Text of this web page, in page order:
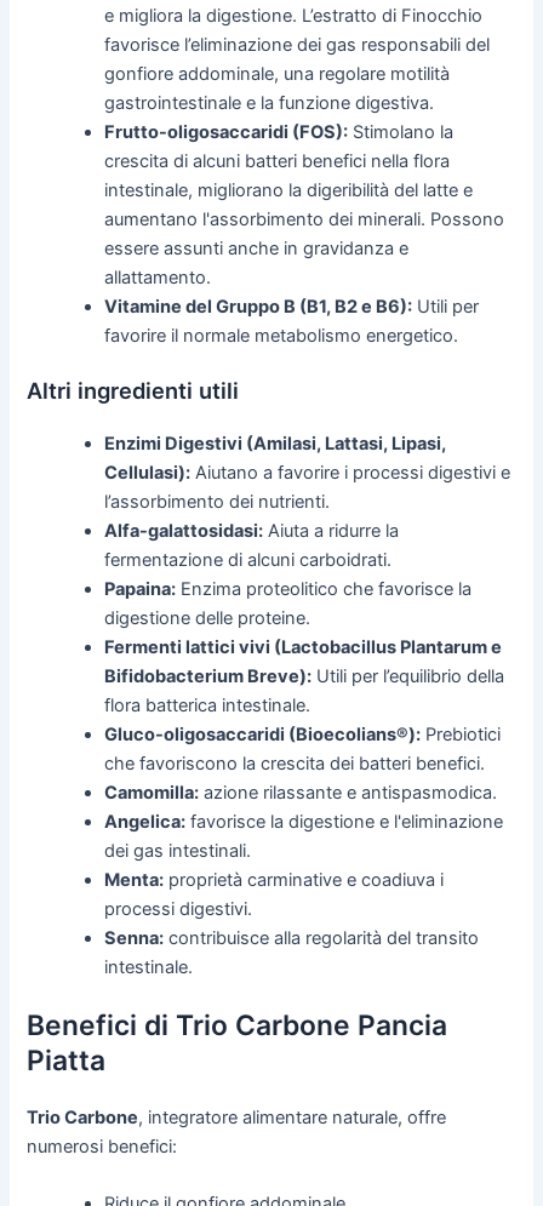
e migliora la digestione. L’estratto di Finocchio
favorisce l’eliminazione dei gas responsabili del
gonfiore addominale, una regolare motilità
gastrointestinale e la funzione digestiva.
Frutto-oligosaccaridi (FOS): Stimolano la
crescita di alcuni batteri benefici nella flora
intestinale, migliorano la digeribilità del latte e
aumentano l'assorbimento dei minerali. Possono
essere assunti anche in gravidanza e
allattamento.
Vitamine del Gruppo B (B1, B2 e B6): Utili per
favorire il normale metabolismo energetico.
Altri ingredienti utili
Enzimi Digestivi (Amilasi, Lattasi, Lipasi,
Cellulasi): Aiutano a favorire i processi digestivi e
l’assorbimento dei nutrienti.
Alfa-galattosidasi: Aiuta a ridurre la
fermentazione di alcuni carboidrati.
Papaina: Enzima proteolitico che favorisce la
digestione delle proteine.
Fermenti lattici vivi (Lactobacillus Plantarum e
Bifidobacterium Breve): Utili per l’equilibrio della
flora batterica intestinale.
Gluco-oligosaccaridi (Bioecolians®): Prebiotici
che favoriscono la crescita dei batteri benefici.
Camomilla: azione rilassante e antispasmodica.
Angelica: favorisce la digestione e l'eliminazione
dei gas intestinali.
Menta: proprietà carminative e coadiuva i
processi digestivi.
Senna: contribuisce alla regolarità del transito
intestinale.
Benefici di Trio Carbone Pancia
Piatta
Trio Carbone, integratore alimentare naturale, offre
numerosi benefici: